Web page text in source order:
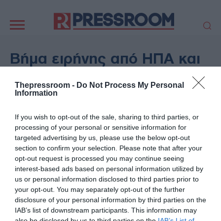
Thepressroom - Do Not Process My Personal
Information
If you wish to opt-out of the sale, sharing to third parties, or
processing of your personal or sensitive information for
targeted advertising by us, please use the below opt-out
section to confirm your selection. Please note that after your
opt-out request is processed you may continue seeing
interest-based ads based on personal information utilized by
us or personal information disclosed to third parties prior to
your opt-out. You may separately opt-out of the further
disclosure of your personal information by third parties on the
IAB’s list of downstream participants. This information may
πλοήγηση
ΠΟΛΙΤΙΚΗ
ΤΟΥΡΚΙΑ
ΟΙΚΟΝΟΜΙΑ
ΕΛΛΑΔΑ
ΕΚΚΛΗΣΙΑ
ΑΜΥΝΑ
ΔΙΕΘΝΗ
SPORTS
ΑΥΤΟΔΙΟΙΚΗΣΗ
AUTO - MOTO
ΓΑΣΤΡΟΝΟΜΙΑ
ΥΓΕΙΑ
ΤΕΧΝΟΛΟΓΙΑ
ΠΑΡΑΞΕΝΑ
ΖΩΔΙΑ
ΑΡΘΡΟΓΡΑΦΙΑ
Βήμα ειρήνης από ΗΠΑ και
Ιράν: Τα ανοιχτά ερωτήματα
για τα Στενά του Ορμούζ και
το Ισραήλ
ΔΙΕΘΝΗ
15/06/2026 - 21:25